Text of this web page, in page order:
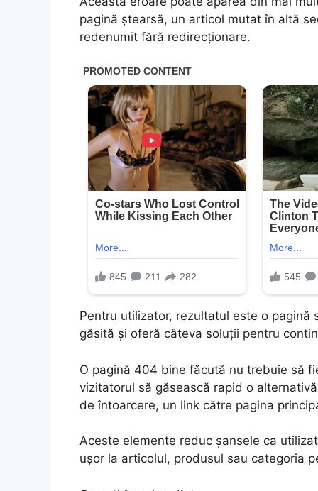
pagină ștearsă, un articol mutat în altă
redenumit fără redirecționare.
Pentru utilizator, rezultatul este o
găsită și oferă câteva soluții pentru
O pagină 404 bine făcută nu trebuie să
vizitatorul să găsească rapid o
de întoarcere, un link către pagina
Aceste elemente reduc șansele ca
ușor la articolul, produsul sau categoria